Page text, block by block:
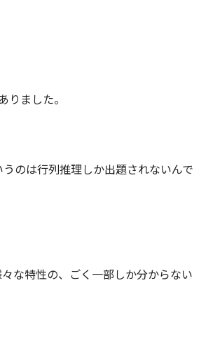
りました。
のは行列推理しか出題されないんで
な特性の、ごく一部しか分からない